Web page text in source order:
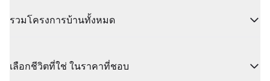
รวมโครงการบ้านทั้งหมด
เลือกชีวิตที่ใช่ ในราคาที่ชอบ